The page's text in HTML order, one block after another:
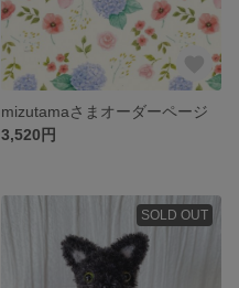
mizutamaさまオーダーページ
3,520円
SOLD OUT